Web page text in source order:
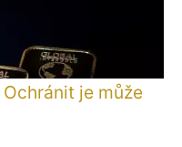
je může